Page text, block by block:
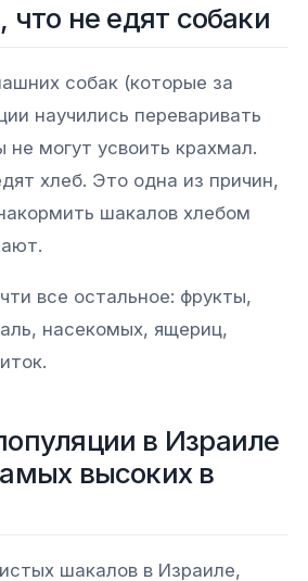
что не едят собаки
собак (которые за
научились переваривать
могут усвоить крахмал.
хлеб. Это одна из причин,
шакалов хлебом
все остальное: фрукты,
насекомых, ящериц,
в Израиле
высоких в
шакалов в Израиле,